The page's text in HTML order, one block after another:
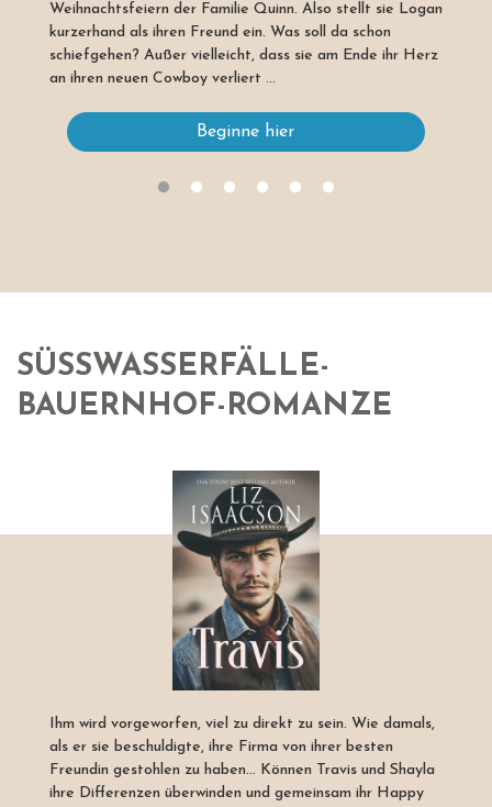
Weihnachtsfeiern der Familie Quinn. Also stellt sie Logan
kurzerhand als ihren Freund ein. Was soll da schon
schiefgehen? Außer vielleicht, dass sie am Ende ihr Herz
an ihren neuen Cowboy verliert …
Beginne hier
SÜSSWASSERFÄLLE-B
AUERNHOF-ROMANZE
Ihm wird vorgeworfen, viel zu direkt zu sein. Wie damals,
als er sie beschuldigte, ihre Firma von ihrer besten
Freundin gestohlen zu haben... Können Travis und Shayla
ihre Differenzen überwinden und gemeinsam ihr Happy